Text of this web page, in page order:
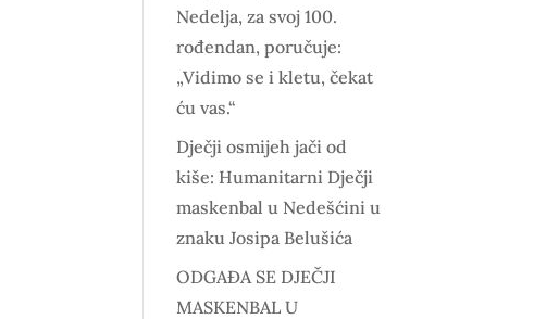
Nedelja, za svoj 100.
rođendan, poručuje:
„Vidimo se i kletu, čekat
ću vas.“
Dječji osmijeh jači od
kiše: Humanitarni Dječji
maskenbal u Nedešćini u
znaku Josipa Belušića
ODGAĐA SE DJEČJI
MASKENBAL U